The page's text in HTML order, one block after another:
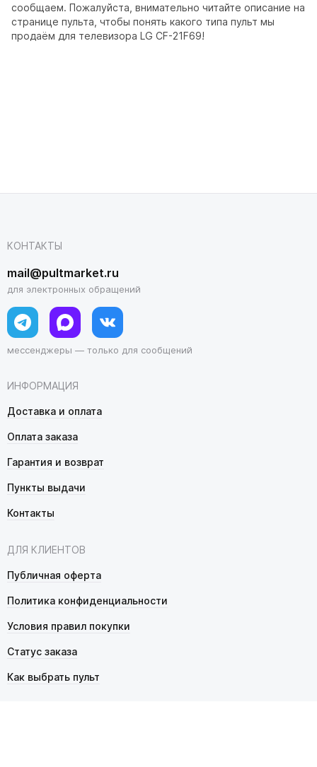
сообщаем. Пожалуйста, внимательно читайте описание на
странице пульта, чтобы понять какого типа пульт мы
продаём для телевизора LG CF-21F69!
ИНФОРМАЦИЯ
Доставка и оплата
Оплата заказа
Гарантия и возврат
Пункты выдачи
Контакты
ДЛЯ КЛИЕНТОВ
Публичная оферта
Политика конфиденциальности
Условия правил покупки
Статус заказа
Как выбрать пульт
КОНТАКТЫ
mail@pultmarket.ru
для электронных обращений
мессенджеры — только для сообщений